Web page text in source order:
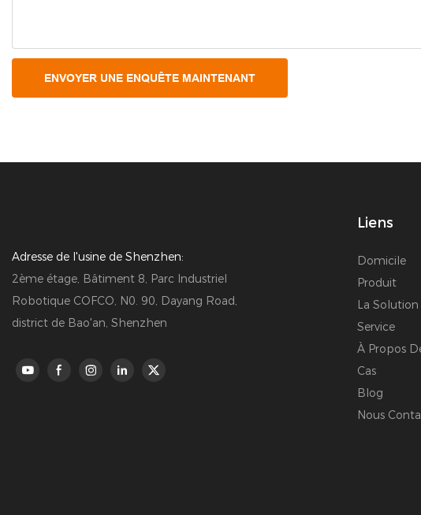
ENVOYER UNE ENQUÊTE MAINTENANT
Adresse de l'usine de Shenzhen:
2ème étage, Bâtiment 8, Parc Industriel
Robotique COFCO, N0. 90, Dayang Road,
district de Bao'an, Shenzhen
Liens
Domicile
Produit
La Solution
Service
À Propos
Cas
Blog
Nous